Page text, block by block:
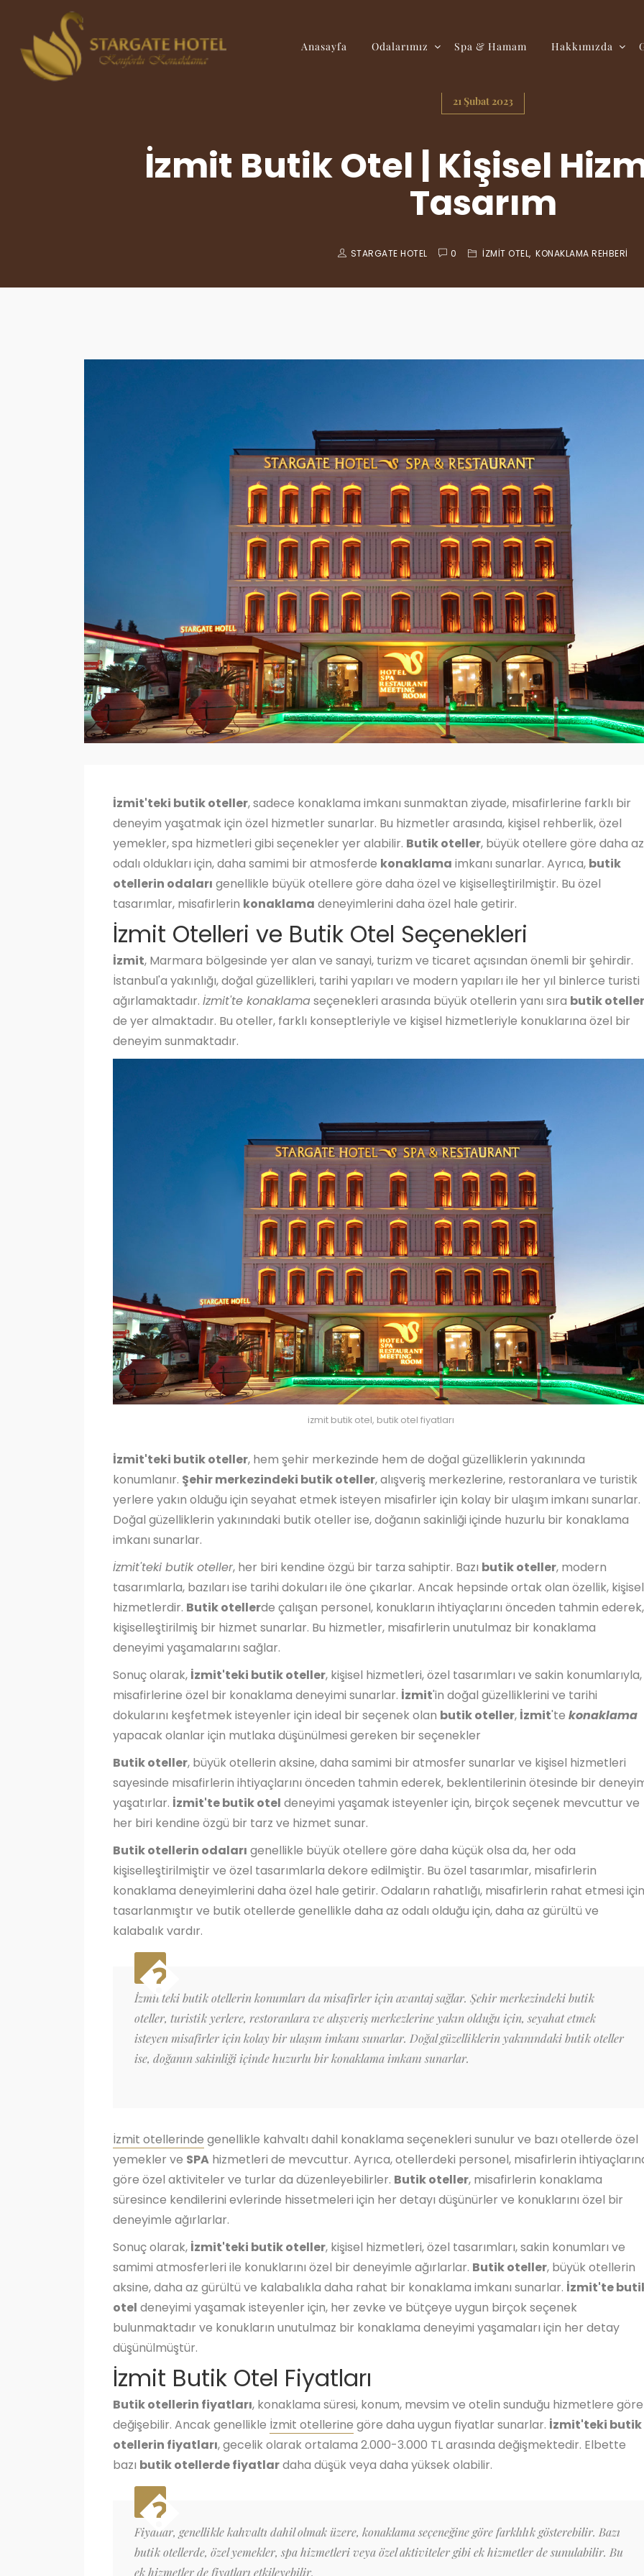
Anasayfa Odalarımız Spa & Hamam Hakkımızda
21 Şubat 2023
İzmit Butik Otel | Kişisel
Tasarım
STARGATE HOTEL 0 İZMIT OTEL, KONAKLAMA REHBERI
İzmit'teki butik oteller, sadece konaklama imkanı sunmaktan ziyade, misafirlerine farklı bir
deneyim yaşatmak için özel hizmetler sunarlar. Bu hizmetler arasında, kişisel rehberlik, özel
yemekler, spa hizmetleri gibi seçenekler yer alabilir. Butik oteller, büyük otellere göre daha az
odalı oldukları için, daha samimi bir atmosferde konaklama imkanı sunarlar. Ayrıca, butik
otellerin odaları genellikle büyük otellere göre daha özel ve kişiselleştirilmiştir. Bu özel
tasarımlar, misafirlerin konaklama deneyimlerini daha özel hale getirir.
İzmit Otelleri ve Butik Otel Seçenekleri
İzmit, Marmara bölgesinde yer alan ve sanayi, turizm ve ticaret açısından önemli bir şehirdir.
İstanbul'a yakınlığı, doğal güzellikleri, tarihi yapıları ve modern yapıları ile her yıl binlerce turisti
ağırlamaktadır. İzmit'te konaklamaseçenekleri arasında büyük otellerin yanı sıra butik oteller
de yer almaktadır. Bu oteller, farklı konseptleriyle ve kişisel hizmetleriyle konuklarına özel bir
deneyim sunmaktadır.
izmit butik otel, butik otel fiyatları
İzmit'teki butik oteller, hem şehir merkezinde hem de doğal güzelliklerin yakınında
konumlanır. Şehir merkezindeki butik oteller, alışveriş merkezlerine, restoranlara ve turistik
yerlere yakın olduğu için seyahat etmek isteyen misafirler için kolay bir ulaşım imkanı sunarlar.
Doğal güzelliklerin yakınındaki butik oteller ise, doğanın sakinliği içinde huzurlu bir konaklama
imkanı sunarlar.
İzmit'teki butik oteller, her biri kendine özgü bir tarza sahiptir. Bazı butik oteller, modern
tasarımlarla, bazıları ise tarihi dokuları ile öne çıkarlar. Ancak hepsinde ortak olan özellik, kişisel
hizmetlerdir. Butik otellerde çalışan personel, konukların ihtiyaçlarını önceden tahmin ederek,
kişiselleştirilmiş bir hizmet sunarlar. Bu hizmetler, misafirlerin unutulmaz bir konaklama
deneyimi yaşamalarını sağlar.
Sonuç olarak, İzmit'teki butik oteller, kişisel hizmetleri, özel tasarımları ve sakin konumlarıyla,
misafirlerine özel bir konaklama deneyimi sunarlar. İzmit'in doğal güzelliklerini ve tarihi
dokularını keşfetmek isteyenler için ideal bir seçenek olan butik oteller, İzmit'te konaklama
yapacak olanlar için mutlaka düşünülmesi gereken bir seçenekler
Butik oteller, büyük otellerin aksine, daha samimi bir atmosfer sunarlar ve kişisel hizmetleri
sayesinde misafirlerin ihtiyaçlarını önceden tahmin ederek, beklentilerinin ötesinde bir
yaşatırlar. İzmit'te butik otel deneyimi yaşamak isteyenler için, birçok seçenek mevcuttur ve
her biri kendine özgü bir tarz ve hizmet sunar.
Butik otellerin odaları genellikle büyük otellere göre daha küçük olsa da, her oda
kişiselleştirilmiştir ve özel tasarımlarla dekore edilmiştir. Bu özel tasarımlar, misafirlerin
konaklama deneyimlerini daha özel hale getirir. Odaların rahatlığı, misafirlerin rahat etmesi için
tasarlanmıştır ve butik otellerde genellikle daha az odalı olduğu için, daha az gürültü ve
kalabalık vardır.
İzmit'teki butik otellerin konumları da misafirler için avantaj sağlar. Şehir merkezindeki butik
oteller, turistik yerlere, restoranlara ve alışveriş merkezlerine yakın olduğu için, seyahat etmek
isteyen misafirler için kolay bir ulaşım imkanı sunarlar. Doğal güzelliklerin yakınındaki butik oteller
ise, doğanın sakinliği içinde huzurlu bir konaklama imkanı sunarlar.
İzmit otellerinde genellikle kahvaltı dahil konaklama seçenekleri sunulur ve bazı otellerde özel
yemekler ve SPA hizmetleri de mevcuttur. Ayrıca, otellerdeki personel, misafirlerin
göre özel aktiviteler ve turlar da düzenleyebilirler. Butik oteller, misafirlerin konaklama
süresince kendilerini evlerinde hissetmeleri için her detayı düşünürler ve konuklarını özel bir
deneyimle ağırlarlar.
Sonuç olarak, İzmit'teki butik oteller, kişisel hizmetleri, özel tasarımları, sakin konumları ve
samimi atmosferleri ile konuklarını özel bir deneyimle ağırlarlar. Butik oteller, büyük otellerin
aksine, daha az gürültü ve kalabalıkla daha rahat bir konaklama imkanı sunarlar. İzmit'te
otel deneyimi yaşamak isteyenler için, her zevke ve bütçeye uygun birçok seçenek
bulunmaktadır ve konukların unutulmaz bir konaklama deneyimi yaşamaları için her detay
düşünülmüştür.
İzmit Butik Otel Fiyatları
Butik otellerin fiyatları, konaklama süresi, konum, mevsim ve otelin sunduğu hizmetlere göre
değişebilir. Ancak genellikle İzmit otellerine göre daha uygun fiyatlar sunarlar. İzmit'teki butik
otellerin fiyatları, gecelik olarak ortalama 2.000-3.000 TL arasında değişmektedir. Elbette
bazı butik otellerde fiyatlardaha düşük veya daha yüksek olabilir.
Fiyatlar, genellikle kahvaltı dahil olmak üzere, konaklama seçeneğine göre farklılık gösterebilir. Bazı
butik otellerde, özel yemekler, spa hizmetleri veya özel aktiviteler gibi ek hizmetler de sunulabilir. Bu
ek hizmetler de fiyatları etkileyebilir.